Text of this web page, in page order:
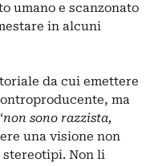
umano e scanzonato
in alcuni
da cui emettere
ma
non sono razzista,
una visione non
Non li